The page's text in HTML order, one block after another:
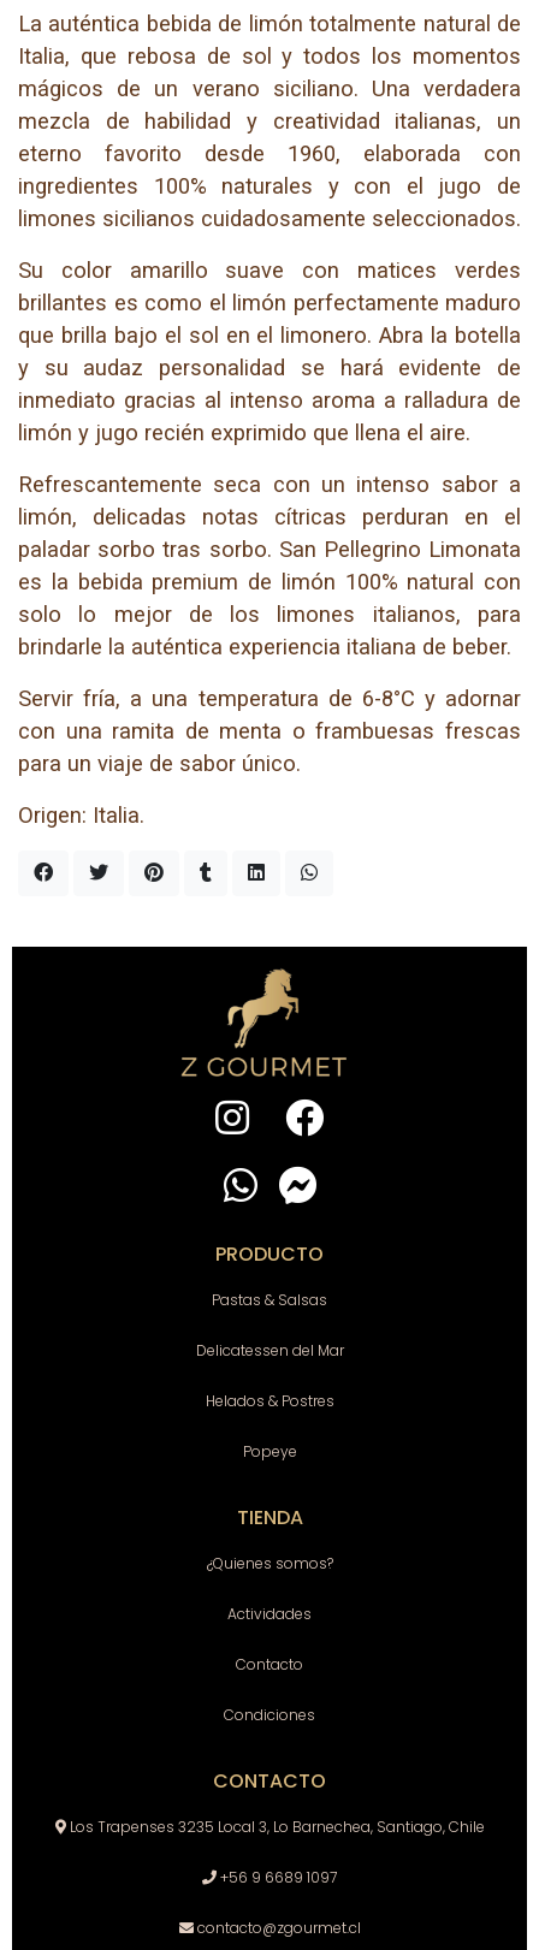
La auténtica bebida de limón totalmente natural de
Italia, que rebosa de sol y todos los momentos
mágicos de un verano siciliano. Una verdadera
mezcla de habilidad y creatividad italianas, un
eterno favorito desde 1960, elaborada con
ingredientes 100% naturales y con el jugo de
limones sicilianos cuidadosamente seleccionados.
Su color amarillo suave con matices verdes
brillantes es como el limón perfectamente maduro
que brilla bajo el sol en el limonero. Abra la botella
y su audaz personalidad se hará evidente de
inmediato gracias al intenso aroma a ralladura de
limón y jugo recién exprimido que llena el aire.
Refrescantemente seca con un intenso sabor a
limón, delicadas notas cítricas perduran en el
paladar sorbo tras sorbo. San Pellegrino Limonata
es la bebida premium de limón 100% natural con
solo lo mejor de los limones italianos, para
brindarle la auténtica experiencia italiana de beber.
Servir fría, a una temperatura de 6-8°C y adornar
con una ramita de menta o frambuesas frescas
para un viaje de sabor único.
Origen: Italia.
PRODUCTO
Pastas & Salsas
Delicatessen del Mar
Helados & Postres
Popeye
TIENDA
¿Quienes somos?
Actividades
Contacto
Condiciones
CONTACTO
Los Trapenses 3235 Local 3, Lo Barnechea, Santiago, Chile
+56 9 6689 1097
contacto@zgourmet.cl